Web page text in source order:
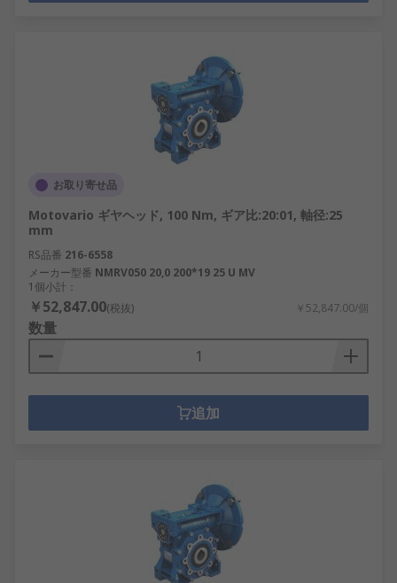
お取り寄せ品
Motovario ギヤヘッド, 100 Nm, ギア比:20:01, 軸径:25
mm
RS品番 216-6558
メーカー型番 NMRV050 20,0 200*19 25 U MV
1個小計：
￥52,847.00(税抜) ￥52,847.00/個
数量
追加